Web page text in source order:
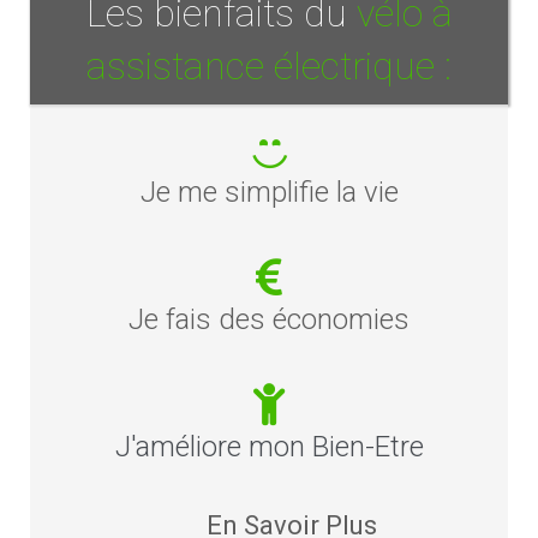
Les bienfaits du vélo à
assistance électrique :
Je me simplifie la vie
Je fais des économies
J'améliore mon Bien-Etre
En Savoir Plus